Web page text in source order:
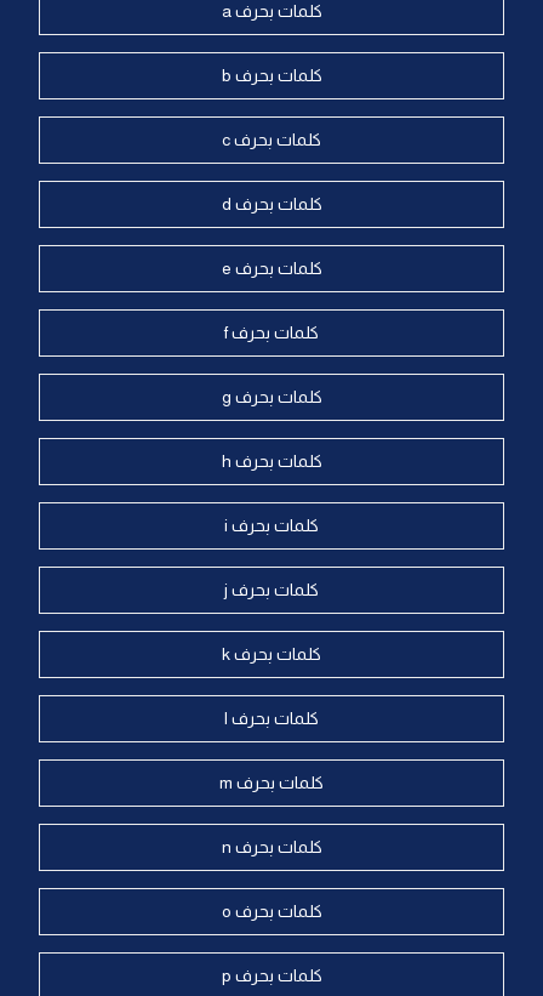
كلمات بحرف a
كلمات بحرف b
كلمات بحرف c
كلمات بحرف d
كلمات بحرف e
كلمات بحرف f
كلمات بحرف g
كلمات بحرف h
كلمات بحرف i
كلمات بحرف j
كلمات بحرف k
كلمات بحرف l
كلمات بحرف m
كلمات بحرف n
كلمات بحرف o
كلمات بحرف p